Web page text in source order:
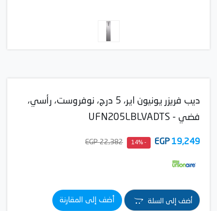
ديب فريزر يونيون اير، 5 درج، نوفروست، رأسي،
فضي - UFN205LBLVADTS
19,249
EGP
- 14%
22,382 EGP
أضف إلى السلة أضف إلى المقارنة